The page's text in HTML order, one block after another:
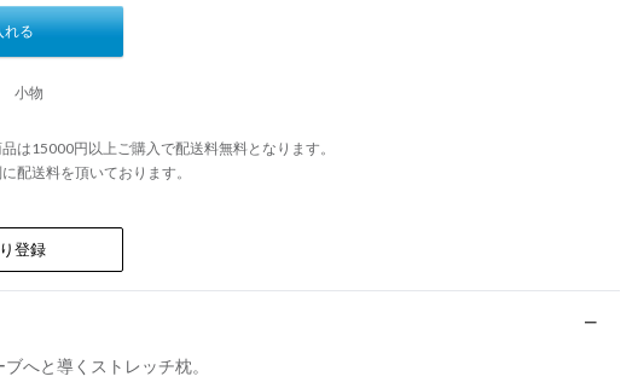
れる
小物
は15000円以上ご購入で配送料無料となります。
配送料を頂いております。
登録
へと導くストレッチ枕。